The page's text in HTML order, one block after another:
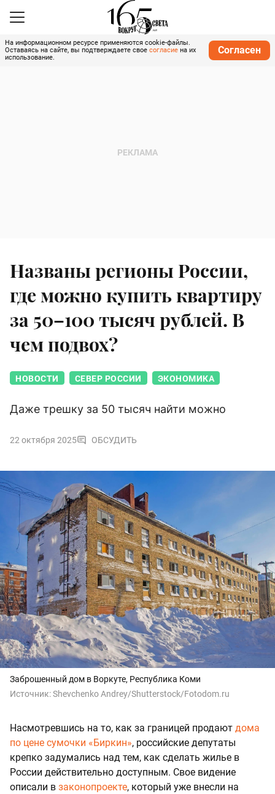
На информационном ресурсе применяются cookie-файлы.
Оставаясь на сайте, вы подтверждаете свое согласие на их
использование.
Согласен
Названы регионы России,
где можно купить квартиру
за 50–100 тысяч рублей. В
чем подвох?
НОВОСТИ СЕВЕР РОССИИ ЭКОНОМИКА
Даже трешку за 50 тысяч найти можно
22 октября 2025 ОБСУДИТЬ
Заброшенный дом в Воркуте, Республика Коми
Источник:Shevchenko Andrey/Shutterstock/Fotodom.ru
Насмотревшись на то, как за границей продают дома
по цене сумочки «Биркин», российские депутаты
крепко задумались над тем, как сделать жилье в
России действительно доступным. Свое видение
описали в законопроекте, который уже внесли на